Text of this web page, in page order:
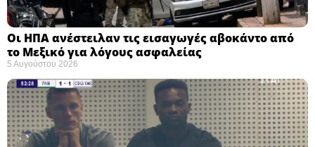
Οι ΗΠΑ ανέστειλαν τις εισαγωγές αβοκάντο από
το Μεξικό για λόγους ασφαλείας
5 Αυγούστου 2026